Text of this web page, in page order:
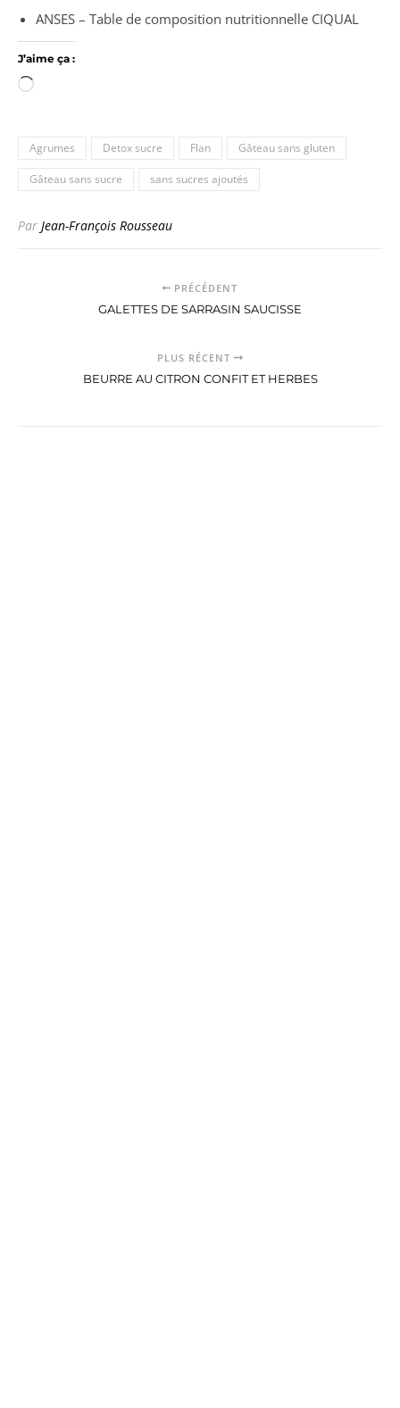
ANSES – Table de composition nutritionnelle CIQUAL
J’aime ça :
Chargement…
Agrumes Detox sucre Flan Gâteau sans gluten
Gâteau sans sucre sans sucres ajoutés
Par Jean-François Rousseau
PRÉCÉDENT
GALETTES DE SARRASIN SAUCISSE
PLUS RÉCENT
BEURRE AU CITRON CONFIT ET HERBES